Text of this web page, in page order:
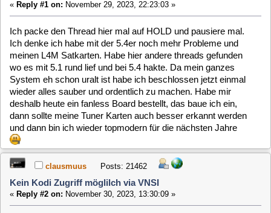
clausmuus Posts: 21462
Kein Kodi Zugriff möglilch via VNSI
« Reply #2 on:November 30, 2023, 13:30:09 »
Wenn ganz zukunftssicher gehen möchtest, versuchst Du es
dann mal mit der MLD-6. Da sind wir fleißig am Entwickeln
und können bei Problemen am besten helfen.
Saccara Posts: 25
Kein Kodi Zugriff möglilch via VNSI
«Reply #3 on:December 02, 2023, 19:36:34 »
Kann man die Alpha schon einigermaßen produktiv
einsetzen? Sonst gibt es Ärger mit der besseren Hälfte. Ich
brauche nicht viel. Ich nutze nur
2 DVB S Karten
Headless Server